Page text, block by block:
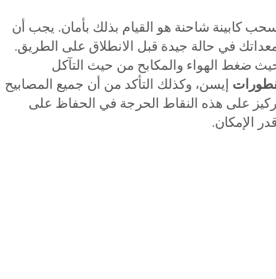
سحب كابينة شاحنة هو القيام بذلك بأمان. يجب أن
في حالة جيدة قبل الانطلاق على الطريق.
ضغط الهواء والمكابح من حيث التآكل
إيسن، وكذلك التأكد من أن جميع المصابيح
على هذه النقاط الحرجة في الحفاظ على
الإمكان.